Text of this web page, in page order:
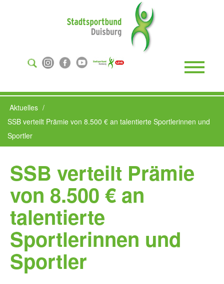
Suchen
Toggle
Aktuelles
SSB verteilt Prämie von 8.500 € an talentierte Sportlerinnen und
Sportler
SSB verteilt Prämie
von 8.500 € an
talentierte
Sportlerinnen und
Sportler